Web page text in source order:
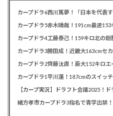
カープドラ4工藤泰己！159キロ北の剛
カープドラ2齊藤汰直！亜大152キロエ
【カープ実況】ドラフト会議2025！